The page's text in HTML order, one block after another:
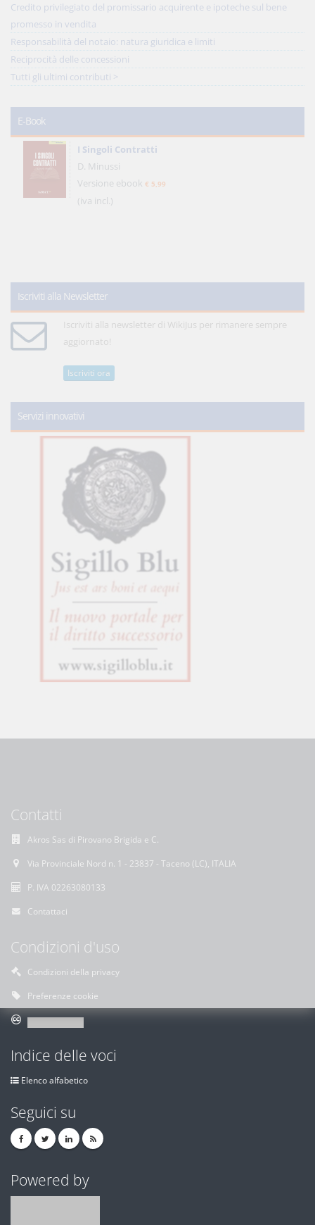
Credito privilegiato del promissario acquirente e ipoteche sul bene
promesso in vendita
Responsabilità del notaio: natura giuridica e limiti
Reciprocità delle concessioni
Tutti gli ultimi contributi >
E-Book
I Singoli Contratti
D. Minussi
Versione ebook € 5,99
(iva incl.)
Iscriviti alla Newsletter
Iscriviti alla newsletter di WikiJus per rimanere sempre
aggiornato!
Iscriviti ora
Servizi innovativi
Contatti
Akros Sas di Pirovano Brigida e C.
Via Provinciale Nord n. 1 - 23837 - Taceno (LC), ITALIA
P. IVA 02263080133
Contattaci
Condizioni d'uso
Condizioni della privacy
Preferenze cookie
Indice delle voci
Elenco alfabetico
Seguici su
Powered by